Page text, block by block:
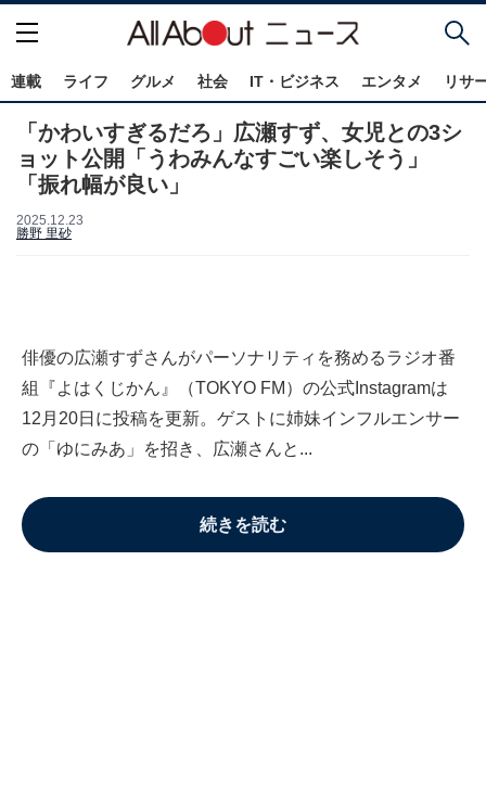
連載 ライフ グルメ 社会 IT・ビジネス エンタメ リサ
「かわいすぎるだろ」広瀬すず、女児との3シ
ョット公開「うわみんなすごい楽しそう」
「振れ幅が良い」
2025.12.23
勝野 里砂
俳優の広瀬すずさんがパーソナリティを務めるラジオ番
組『よはくじかん』（TOKYO FM）の公式Instagramは
12月20日に投稿を更新。ゲストに姉妹インフルエンサー
の「ゆにみあ」を招き、広瀬さんと...
続きを読む